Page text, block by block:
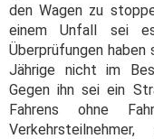
den Wagen zu
einem Unfall sei
Überprüfungen
Jährige nicht im
Gegen ihn sei ein
Fahrens ohne